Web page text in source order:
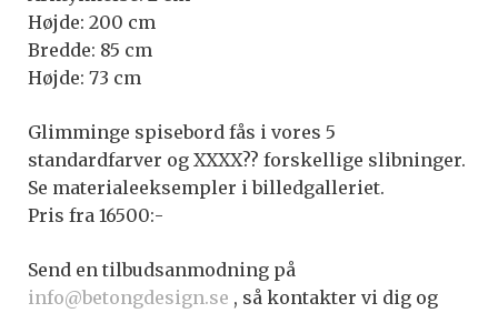
Højde: 200 cm
Bredde: 85 cm
Højde: 73 cm
Glimminge spisebord fås i vores 5
standardfarver og XXXX?? forskellige slibninger.
Se materialeeksempler i billedgalleriet.
Pris fra 16500:-
Send en tilbudsanmodning på
info@betongdesign.se , så kontakter vi dig og